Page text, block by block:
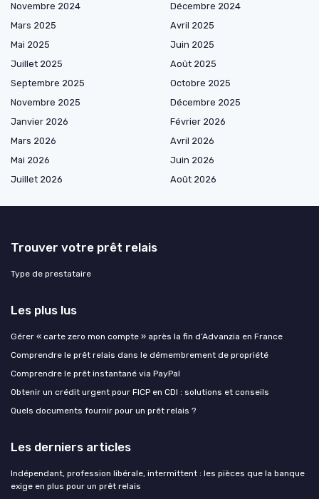
Novembre 2024
Décembre 2024
Mars 2025
Avril 2025
Mai 2025
Juin 2025
Juillet 2025
Août 2025
Septembre 2025
Octobre 2025
Novembre 2025
Décembre 2025
Janvier 2026
Février 2026
Mars 2026
Avril 2026
Mai 2026
Juin 2026
Juillet 2026
Août 2026
Trouver votre prêt relais
Type de prestataire
Les plus lus
Gérer « carte zero mon compte » après la fin d’Advanzia en France
Comprendre le prêt relais dans le démembrement de propriété
Comprendre le prêt instantané via PayPal
Obtenir un crédit urgent pour FICP en CDI : solutions et conseils
Quels documents fournir pour un prêt relais ?
Les derniers articles
Indépendant, profession libérale, intermittent : les pièces que la banque
exige en plus pour un prêt relais